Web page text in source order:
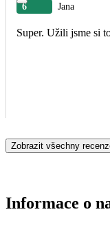
6 Jana
Super. Užili jsme si
Zobrazit všechny
Informace o